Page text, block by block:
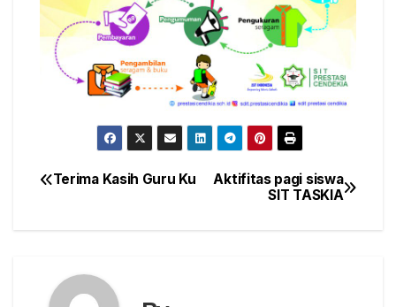
Post
Aktifitas pagi siswa
SIT TASKIA
Terima Kasih Guru Ku